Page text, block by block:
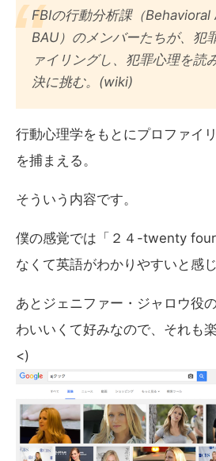
FBIの行動分析課（Behavioral
BAU）のメンバーたちが、犯
ァイリングし、犯罪心理を読
決に挑む。(wiki)
行動心理学をもとにプロファイ
を捕まえる。
そういう内容です。
僕の感覚では「２４-twenty
なくて英語がわかりやすいと感じ
あとジェニファー・ジャロウ役
わいいくて好みなので、それも
<)